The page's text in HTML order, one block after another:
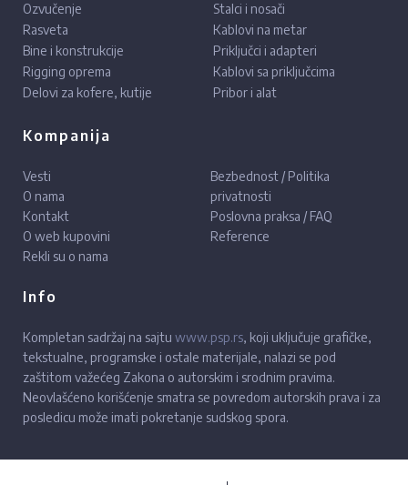
Ozvučenje
Rasveta
Bine i konstrukcije
Rigging oprema
Delovi za kofere, kutije
Stalci i nosači
Kablovi na metar
Priključci i adapteri
Kablovi sa priključcima
Pribor i alat
Kompanija
Vesti
O nama
Kontakt
O web kupovini
Rekli su o nama
Bezbednost / Politika
privatnosti
Poslovna praksa / FAQ
Reference
Info
Kompletan sadržaj na sajtu www.psp.rs, koji uključuje grafičke,
tekstualne, programske i ostale materijale, nalazi se pod
zaštitom važećeg Zakona o autorskim i srodnim pravima.
Neovlašćeno korišćenje smatra se povredom autorskih prava i za
posledicu može imati pokretanje sudskog spora.